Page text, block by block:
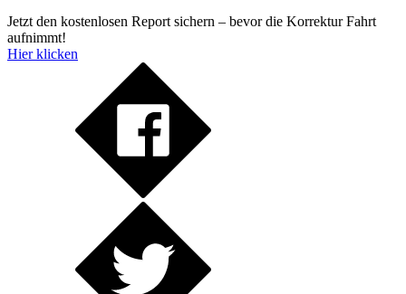
Jetzt den kostenlosen Report sichern – bevor die Korrektur Fahrt
aufnimmt!
Hier klicken